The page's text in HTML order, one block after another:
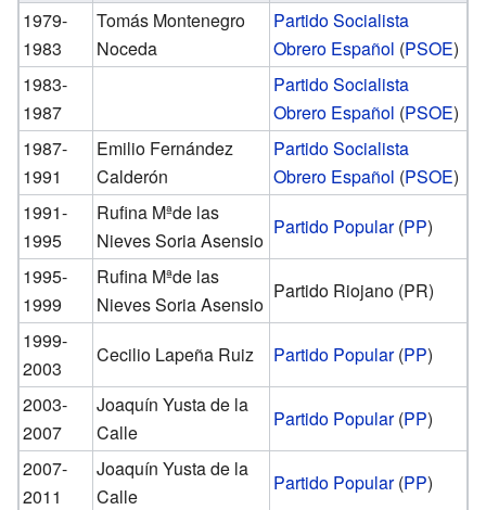
1979-
1983
Tomás Montenegro
Noceda
Partido Socialista
Obrero Español (PSOE)
1983-
1987
Partido Socialista
Obrero Español (PSOE)
1987-
1991
Emilio Fernández
Calderón
Partido Socialista
Obrero Español (PSOE)
1991-
1995
Rufina Mªde las
Nieves Soria Asensio
Partido Popular(PP)
1995-
1999
Rufina Mªde las
Nieves Soria Asensio
Partido Riojano (PR)
1999-
2003
Cecilio Lapeña Ruiz Partido Popular(PP)
2003-
2007
Joaquín Yusta de la
Calle
Partido Popular(PP)
2007-
2011
Joaquín Yusta de la
Calle
Partido Popular(PP)